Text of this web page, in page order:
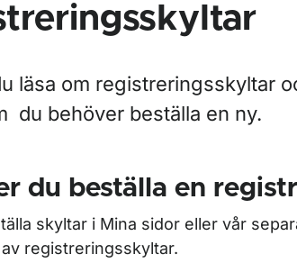
eller sälja fordon
eller på ditt fordon
av fordon
läsa om registreringsskyltar
du behöver beställa en ny.
du beställa en
skyltar i Mina sidor eller vår
registreringsskyltar.